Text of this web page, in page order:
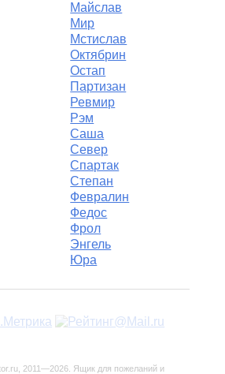
Майслав
Мир
Мстислав
Октябрин
Остап
Партизан
Ревмир
Рэм
Саша
Север
Спартак
Степан
Февралин
Федос
Фрол
Энгель
Юра
2011—2026. Ящик для пожеланий и